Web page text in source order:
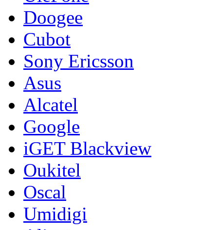
Doogee
Cubot
Sony Ericsson
Asus
Alcatel
Google
iGET Blackview
Oukitel
Oscal
Umidigi